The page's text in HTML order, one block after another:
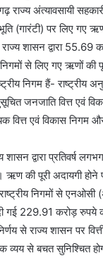
अंत्यावसायी
(गारंटी) पर लिए गए
शासन द्वारा
निगमों से लिए गए ऋणों की
निगम हैं- राष्ट्रीय
जनजाति वित्त एवं
एवं विकास निगम और
शासन द्वारा प्रतिवर्ष
ऋण की पूरी अदायगी होने
निगमों से एनओसी
229.91 करोड़ रुपये
से राज्य शासन पर
व्यय से बचत सुनिश्चित